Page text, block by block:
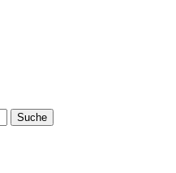
Suche